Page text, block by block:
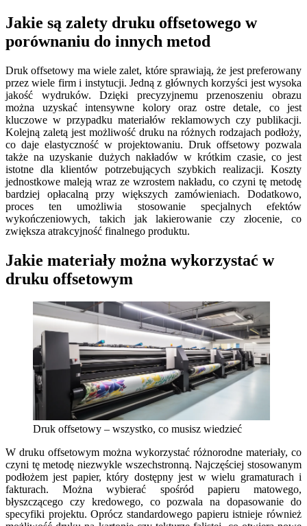
Jakie są zalety druku offsetowego w
porównaniu do innych metod
Druk offsetowy ma wiele zalet, które sprawiają, że jest preferowany
przez wiele firm i instytucji. Jedną z głównych korzyści jest wysoka
jakość wydruków. Dzięki precyzyjnemu przenoszeniu obrazu
można uzyskać intensywne kolory oraz ostre detale, co jest
kluczowe w przypadku materiałów reklamowych czy publikacji.
Kolejną zaletą jest możliwość druku na różnych rodzajach podłoży,
co daje elastyczność w projektowaniu. Druk offsetowy pozwala
także na uzyskanie dużych nakładów w krótkim czasie, co jest
istotne dla klientów potrzebujących szybkich realizacji. Koszty
jednostkowe maleją wraz ze wzrostem nakładu, co czyni tę metodę
bardziej opłacalną przy większych zamówieniach. Dodatkowo,
proces ten umożliwia stosowanie specjalnych efektów
wykończeniowych, takich jak lakierowanie czy złocenie, co
zwiększa atrakcyjność finalnego produktu.
Jakie materiały można wykorzystać w
druku offsetowym
Druk offsetowy – wszystko, co musisz wiedzieć
W druku offsetowym można wykorzystać różnorodne materiały, co
czyni tę metodę niezwykle wszechstronną. Najczęściej stosowanym
podłożem jest papier, który dostępny jest w wielu gramaturach i
fakturach. Można wybierać spośród papieru matowego,
błyszczącego czy kredowego, co pozwala na dopasowanie do
specyfiki projektu. Oprócz standardowego papieru istnieje również